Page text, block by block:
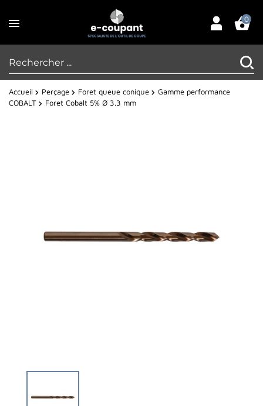
0
Accueil Perçage Foret queue conique
Gamme performance
COBALT
Foret Cobalt 5% Ø 3.3 mm